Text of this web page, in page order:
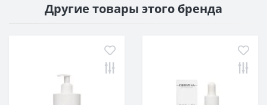
Другие товары этого бренда